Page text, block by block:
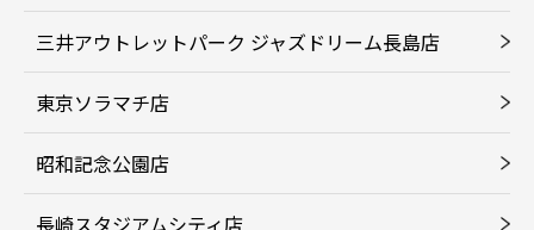
三井アウトレットパーク ジャズドリーム長島店
東京ソラマチ店
昭和記念公園店
長崎スタジアムシティ店